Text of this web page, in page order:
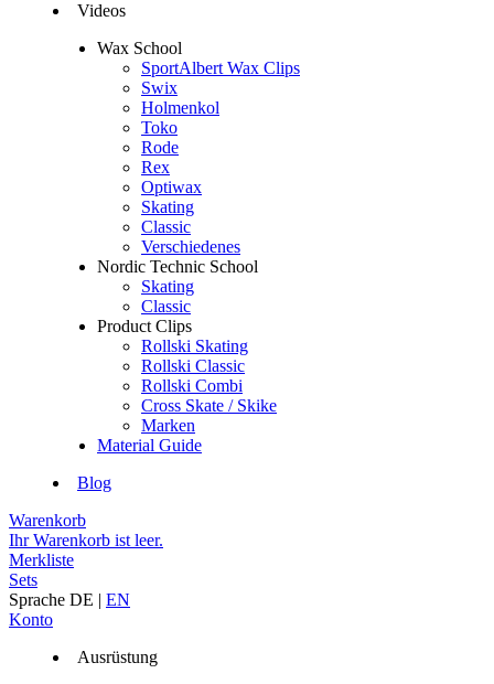
Videos
Wax School
SportAlbert Wax Clips
Swix
Holmenkol
Toko
Rode
Rex
Optiwax
Skating
Classic
Verschiedenes
Nordic Technic School
Skating
Classic
Product Clips
Rollski Skating
Rollski Classic
Rollski Combi
Cross Skate / Skike
Marken
Material Guide
Blog
Warenkorb
Ihr Warenkorb ist leer.
Merkliste
Sets
Sprache DE | EN
Konto
Ausrüstung